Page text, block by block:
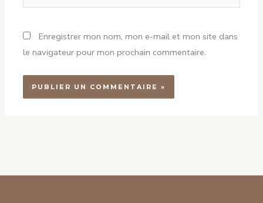
Enregistrer mon nom, mon e-mail et mon site dans
le navigateur pour mon prochain commentaire.